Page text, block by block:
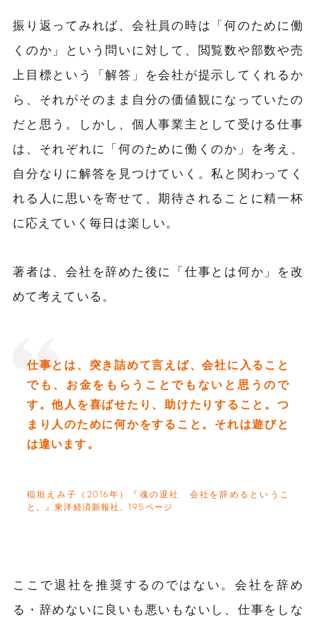
振り返ってみれば、会社員の時は「何のために働
くのか」という問いに対して、閲覧数や部数や売
上目標という「解答」を会社が提示してくれるか
ら、それがそのまま自分の価値観になっていたの
だと思う。しかし、個人事業主として受ける仕事
は、それぞれに「何のために働くのか」を考え、
自分なりに解答を見つけていく。私と関わってく
れる人に思いを寄せて、期待されることに精一杯
に応えていく毎日は楽しい。
著者は、会社を辞めた後に「仕事とは何か」を改
めて考えている。
仕事とは、突き詰めて言えば、会社に入ること
でも、お金をもらうことでもないと思うので
す。他人を喜ばせたり、助けたりすること。つ
まり人のために何かをすること。それは遊びと
は違います。
稲垣えみ子（2016年）『魂の退社 会社を辞めるというこ
と。』東洋経済新報社、195ページ
ここで退社を推奨するのではない。会社を辞め
る・辞めないに良いも悪いもないし、仕事をしな